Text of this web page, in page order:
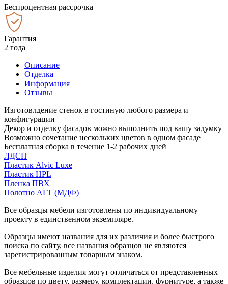
Беспроцентная рассрочка
Гарантия
2 года
Описание
Отделка
Информация
Отзывы
Изготовлдение стенок в гостиную любого размера и
конфигурации
Декор и отделку фасадов можно выполнить под вашу задумку
Возможно сочетание нескольких цветов в одном фасаде
Бесплатная сборка в течение 1-2 рабочих дней
ЛДСП
Пластик Alvic Luxe
Пластик HPL
Пленка ПВХ
Полотно АГТ (МДФ)
Все образцы мебели изготовлены по индивидуальному
проекту в единственном экземпляре.
Образцы имеют названия для их различия и более быстрого
поиска по сайту, все названия образцов не являются
зарегистрированным товарным знаком.
Все мебельные изделия могут отличаться от представленных
образцов по цвету, размеру, комплектации, фурнитуре, а также